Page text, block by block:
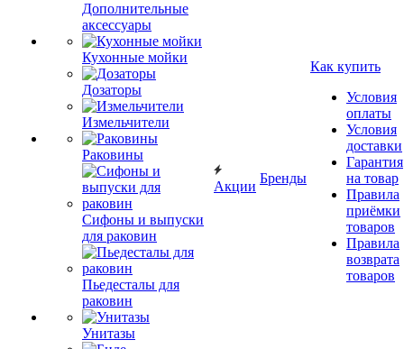
Дополнительные
аксессуары
Кухонные мойки
Дозаторы
Измельчители
Раковины
Сифоны и выпуски
для раковин
Пьедесталы для
раковин
Унитазы
Акции
Бренды
Как купить
Условия
оплаты
Условия
доставки
Гарантия
на товар
Правила
приёмки
товаров
Правила
возврата
товаров